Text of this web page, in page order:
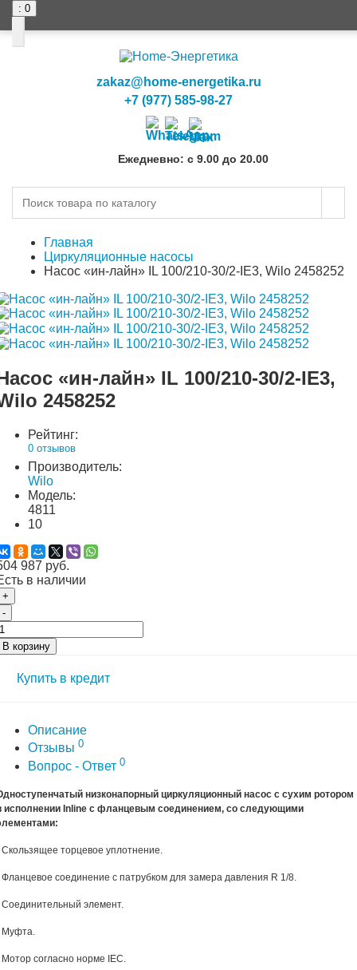
: 0
zakaz@home-energetika.ru
+7 (977) 585-98-27
Ежедневно: с 9.00 до 20.00
Главная
Циркуляционные насосы
Насос «ин-лайн» IL 100/210-30/2-IE3, Wilo 2458252
«ин-лайн» IL 100/210-30/2-IE3,
2458252
Рейтинг:
0 отзывов
Производитель:
Wilo
Модель:
4811
10
987 руб.
в наличии
+
-
В корзину
Купить в кредит
Описание
Отзывы 0
Вопрос - Ответ 0
низконапорный циркуляционный насос с сухим ротором
исполнении Inline с фланцевым соединением, со следующими
Скользящее торцевое уплотнение.
Фланцевое соединение с патрубком для замера давления R 1/8.
Соединительный элемент.
Муфта.
Мотор согласно норме IEC.